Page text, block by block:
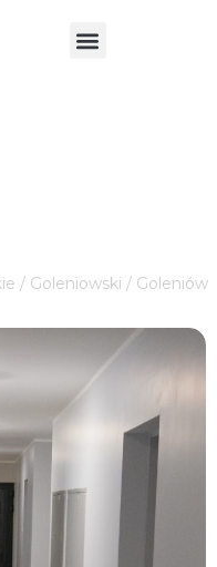
/ Goleniowski / Goleniów